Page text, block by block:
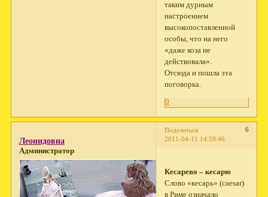
таким дурным
настроением
высокопоставленной
особы, что на него
«даже коза не
действовала».
Отсюда и пошла эта
поговорка.
0
Поделиться
6
2011-04-11 14:59:46
Леонидовна
Администратор
Кесарево – кесарю
Слово «кесарь» (caesar)
в Риме означало